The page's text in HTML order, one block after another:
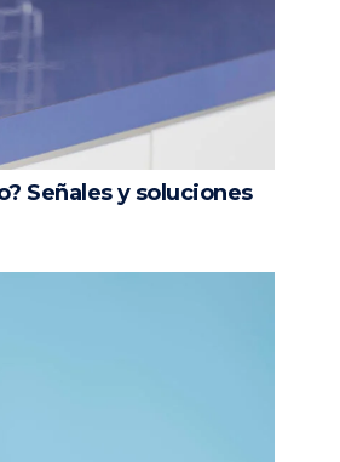
Señales y soluciones